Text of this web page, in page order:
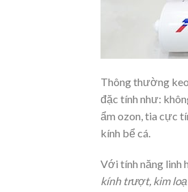
Thông thường
đặc tính như:
ẩm ozon, tia cực
kính bể cá.
Với tính năng linh
kính trượt, kim